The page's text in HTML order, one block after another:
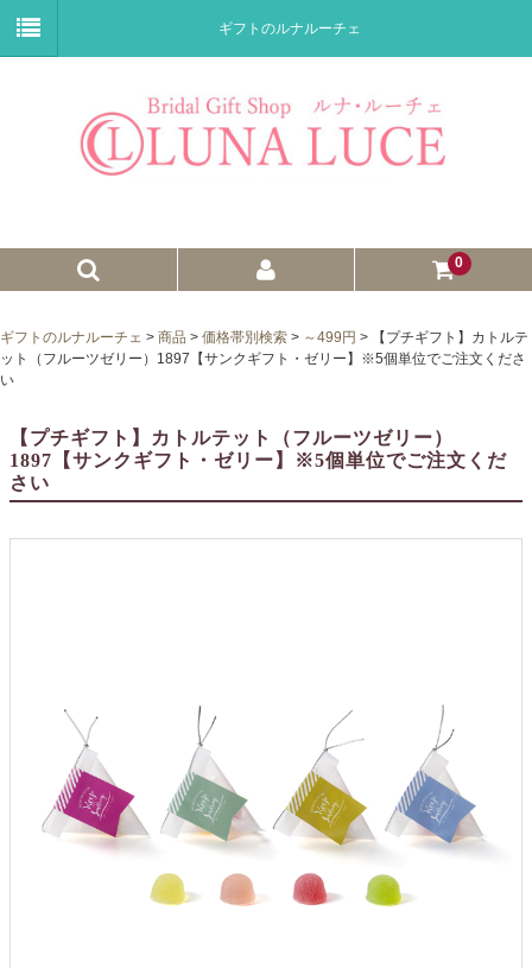
ギフトのルナルーチェ
0
プチギフト
子育て卒業証書
引出物ギフト
カタログギフト
ブライダルバッグ
ギフトのルナルーチェ > 商品 > 価格帯別検索 > ～499円 >
【プチギフト】カトルテ
ット（フルーツゼリー）1897【サンクギフト・ゼリー】※5個単位でご注文くださ
い
【プチギフト】カトルテット（フルーツゼリー）
1897【サンクギフト・ゼリー】※5個単位でご注文くだ
さい